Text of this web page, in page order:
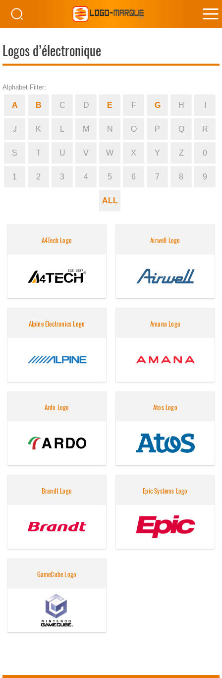
Logos d’électronique
Alphabet Filter:
A B C D E F G H
J K M N O P Q R
S T U V W X Y Z 0
1 2 3 4 5 6 7 8 9
ALL
A4Tech Logo Airwell Logo
Alpine Electronics Logo Amana Logo
Ardo Logo Atos Logo
Brandt Logo Epic Systems Logo
GameCube Logo